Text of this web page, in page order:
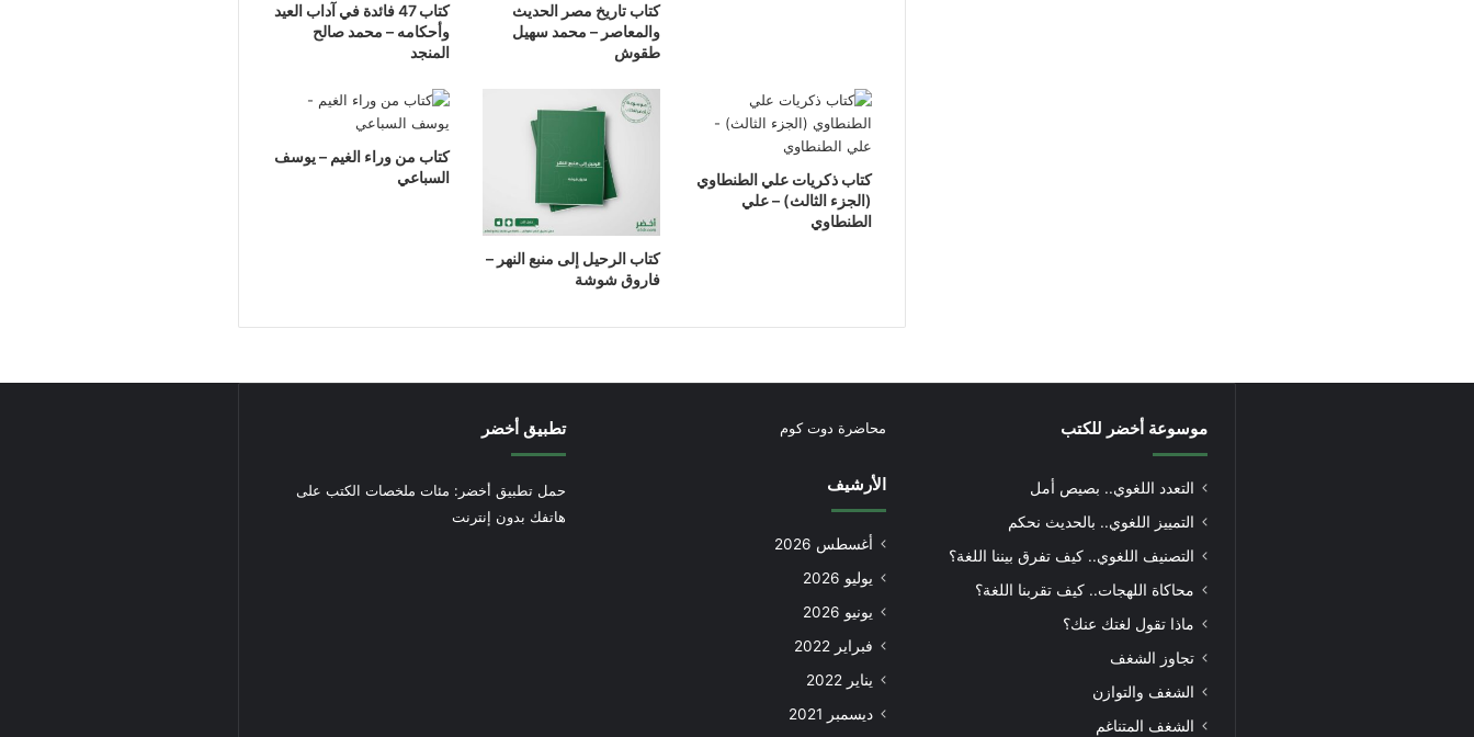
كتاب تاريخ مصر الحديث
والمعاصر – محمد سهيل
طقوش
كتاب 47 فائدة في آداب العيد
وأحكامه – محمد صالح
المنجد
كتاب ذكريات علي الطنطاوي
(الجزء الثالث) – علي
الطنطاوي
كتاب الرحيل إلى منبع النهر –
فاروق شوشة
كتاب من وراء الغيم – يوسف
السباعي
موسوعة أخضر للكتب
التعدد اللغوي.. بصيص أمل
التمييز اللغوي.. بالحديث نحكم
التصنيف اللغوي.. كيف تفرق بيننا اللغة؟
محاكاة اللهجات.. كيف تقربنا اللغة؟
ماذا تقول لغتك عنك؟
تجاوز الشغف
الشغف والتوازن
الشغف المتناغم
محاضرة دوت كوم
الأرشيف
أغسطس 2026
يوليو 2026
يونيو 2026
فبراير 2022
يناير 2022
ديسمبر 2021
تطبيق أخضر
حمل تطبيق أخضر: مئات ملخصات الكتب على
هاتفك بدون إنترنت